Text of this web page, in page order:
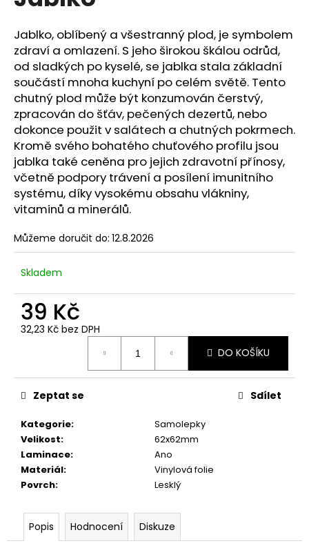
z
5
hvězdiček.
Jablko, oblíbený a všestranný plod, je symbolem
zdraví a omlazení. S jeho širokou škálou odrůd,
od sladkých po kyselé, se jablka stala základní
součástí mnoha kuchyní po celém světě. Tento
chutný plod může být konzumován čerstvý,
zpracován do šťáv, pečených dezertů, nebo
dokonce použit v salátech a chutných pokrmech.
Kromě svého bohatého chuťového profilu jsou
jablka také ceněna pro jejich zdravotní přínosy,
včetně podpory trávení a posílení imunitního
systému, díky vysokému obsahu vlákniny,
vitaminů a minerálů.
Můžeme doručit do: 12.8.2026
Skladem
39 Kč
32,23 Kč bez DPH
DO KOŠÍKU
Kategorie:
Samolepky
Velikost:
62x62mm
Laminace:
Ano
Materiál:
Vinylová folie
Povrch: Lesklý
Zeptat se Sdílet
Popis Hodnocení Diskuze
j
í
t
?
HLEDAT
o
p
o
u
č
u
e
ČERVENÝ
KYSELÁČ
39
Kč